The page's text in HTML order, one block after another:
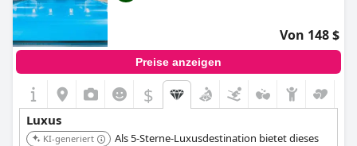
Von 148 $
Preise anzeigen
$
Luxus
KI-generiert
Als 5-Sterne-Luxusdestination bietet dieses